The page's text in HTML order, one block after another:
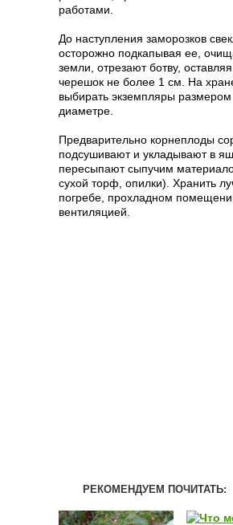
работами.
До наступления заморозков
осторожно подкапывая ее,
земли, отрезают ботву,
черешок не более 1 см. На
выбирать экземпляры
диаметре.
Предварительно корнеплоды
подсушивают и укладывают в
пересыпают сыпучим
сухой торф, опилки). Хранить
погребе, прохладном
вентиляцией.
РЕКОМЕНДУЕМ ПОЧИТАТЬ: